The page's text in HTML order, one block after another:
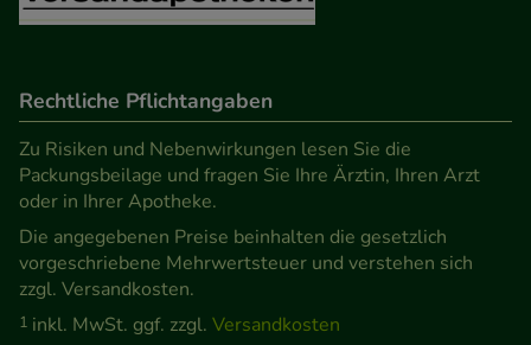
Werbung auf Drittseiten möglichst relevant für Sie
Medien übertragen werden.
Rechtliche Pflichtangaben
Zu Risiken und Nebenwirkungen lesen Sie die
Packungsbeilage und fragen Sie Ihre Ärztin, Ihren Arzt
oder in Ihrer Apotheke.
Die angegebenen Preise beinhalten die gesetzlich
vorgeschriebene Mehrwertsteuer und verstehen sich
zzgl. Versandkosten.
1 inkl. MwSt. ggf. zzgl. Versandkosten